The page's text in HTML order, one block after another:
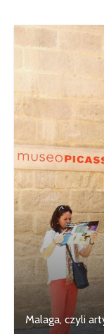
Malaga, czyli